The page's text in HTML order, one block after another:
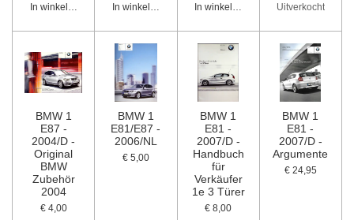
In winkelwagen In winkelwagen In winkelwagen Uitverkocht
BMW 1
E87 -
2004/D -
Original
BMW
Zubehör
2004
€ 4,00
BMW 1
E81/E87 -
2006/NL
€ 5,00
BMW 1
E81 -
2007/D -
Handbuch
für
Verkäufer
1e 3 Türer
€ 8,00
BMW 1
E81 -
2007/D -
Argumente
€ 24,95